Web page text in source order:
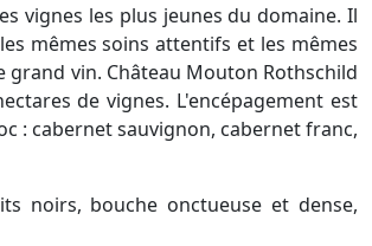
vignes les plus jeunes du domaine. Il
mêmes soins attentifs et les mêmes
grand vin. Château Mouton Rothschild
de vignes. L'encépagement est
: cabernet sauvignon, cabernet franc,
noirs, bouche onctueuse et dense,